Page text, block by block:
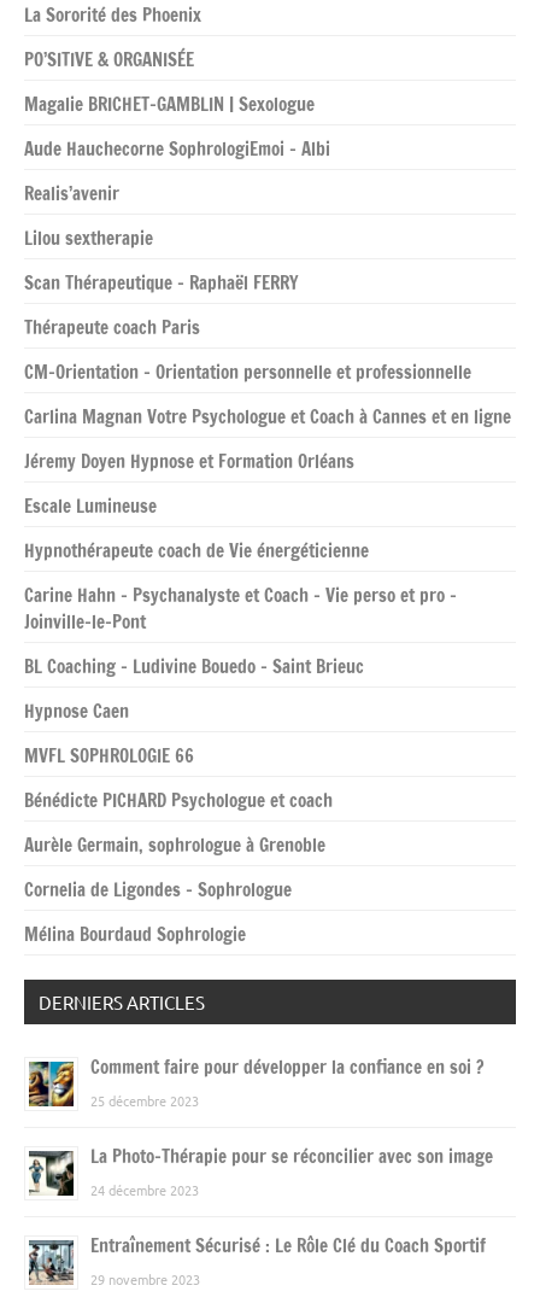
La Sororité des Phoenix
PO’SITIVE & ORGANISÉE
Magalie BRICHET-GAMBLIN | Sexologue
Aude Hauchecorne SophrologiEmoi – Albi
Realis’avenir
Lilou sextherapie
Scan Thérapeutique – Raphaël FERRY
Thérapeute coach Paris
CM-Orientation – Orientation personnelle et professionnelle
Carlina Magnan Votre Psychologue et Coach à Cannes et en ligne
Jéremy Doyen Hypnose et Formation Orléans
Escale Lumineuse
Hypnothérapeute coach de Vie énergéticienne
Carine Hahn – Psychanalyste et Coach – Vie perso et pro –
Joinville-le-Pont
BL Coaching – Ludivine Bouedo – Saint Brieuc
Hypnose Caen
MVFL SOPHROLOGIE 66
Bénédicte PICHARD Psychologue et coach
Aurèle Germain, sophrologue à Grenoble
Cornelia de Ligondes – Sophrologue
Mélina Bourdaud Sophrologie
DERNIERS ARTICLES
Comment faire pour développer la confiance en soi ?
25 décembre 2023
La Photo-Thérapie pour se réconcilier avec son image
24 décembre 2023
Entraînement Sécurisé : Le Rôle Clé du Coach Sportif
29 novembre 2023